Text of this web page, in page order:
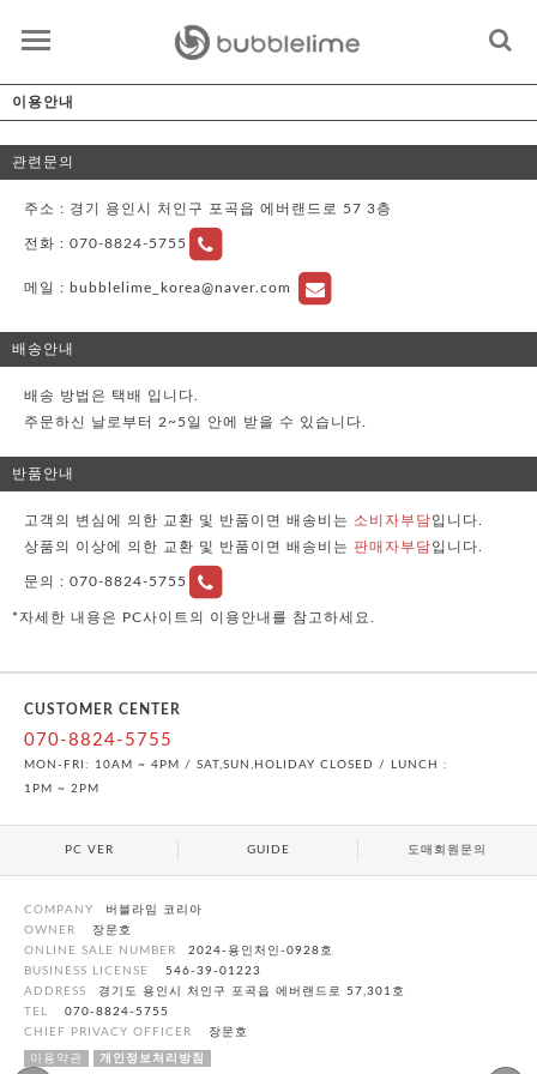
이용안내
관련문의
주소 : 경기 용인시 처인구 포곡읍 에버랜드로 57 3층
전화 : 070-8824-5755
메일 : bubblelime_korea@naver.com
배송안내
배송 방법은 택배 입니다.
주문하신 날로부터 2~5일 안에 받을 수 있습니다.
반품안내
고객의 변심에 의한 교환 및 반품이면 배송비는 소비자부담입니다.
상품의 이상에 의한 교환 및 반품이면 배송비는 판매자부담입니다.
문의 : 070-8824-5755
*자세한 내용은 PC사이트의 이용안내를 참고하세요.
CUSTOMER CENTER
070-8824-5755
MON-FRI: 10AM ~ 4PM / SAT,SUN,HOLIDAY CLOSED / LUNCH :
1PM ~ 2PM
PC VER GUIDE 도매회원문의
COMPANY
버블라임 코리아
OWNER
장문호
ONLINE SALE NUMBER
2024-용인처인-0928호
BUSINESS LICENSE
546-39-01223
ADDRESS
경기도 용인시 처인구 포곡읍 에버랜드로 57,301호
TEL
070-8824-5755
CHIEF PRIVACY OFFICER
장문호
이용약관 개인정보처리방침